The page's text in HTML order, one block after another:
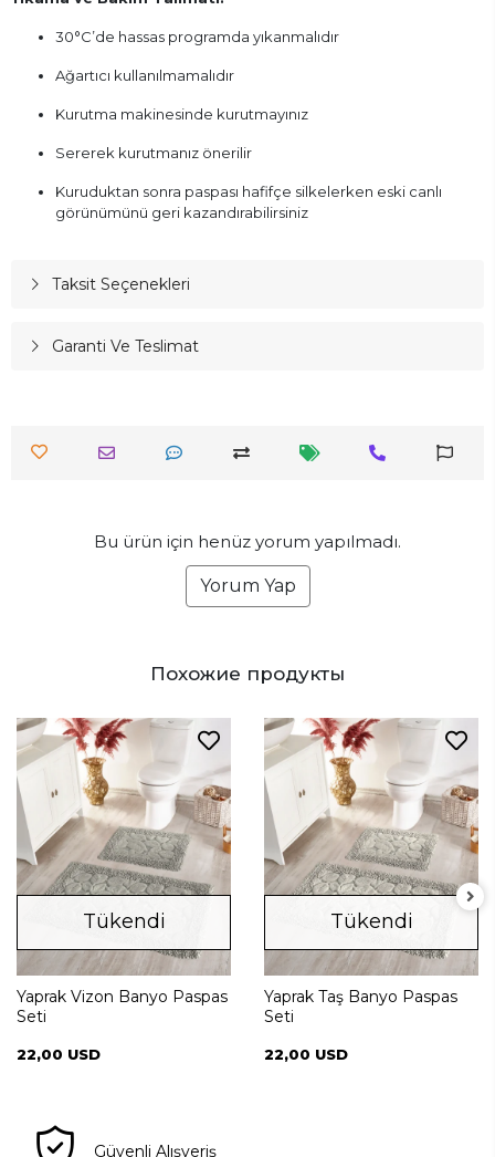
30°C’de hassas programda yıkanmalıdır
Ağartıcı kullanılmamalıdır
Kurutma makinesinde kurutmayınız
Sererek kurutmanız önerilir
Kuruduktan sonra paspası hafifçe silkelerken eski canlı
görünümünü geri kazandırabilirsiniz
Taksit Seçenekleri
Garanti Ve Teslimat
Bu ürün için henüz yorum yapılmadı.
Yorum Yap
Похожие продукты
Tükendi
Yaprak Vizon Banyo Paspas
Seti
22,00 USD
Tükendi
Yaprak Taş Banyo Paspas
Seti
22,00 USD
Güvenli Alışveriş